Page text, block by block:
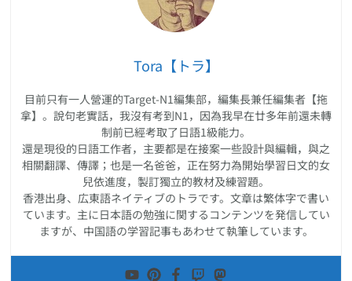
Tora【トラ】
目前只有一人營運的Target-N1編集部，編集長兼任編集者【拖
拿】。說句老實話，我沒有考到N1，因為我早在廿多年前還未轉
制前已經考取了日語1級能力。
還是現役的日語工作者，主要都是在接案一些設計與編輯，與之
相關翻譯、傳譯；也是一名爸爸，正在努力為開始學習日文的女
兒依進度，製訂獨立的教材及練習題。
香港出身、広東語ネイティブのトラです。文章は繁体字で書い
ています。主に日本語の勉強に関するコンテンツを発信してい
ますが、中国語の学習記事もあわせて執筆しています。